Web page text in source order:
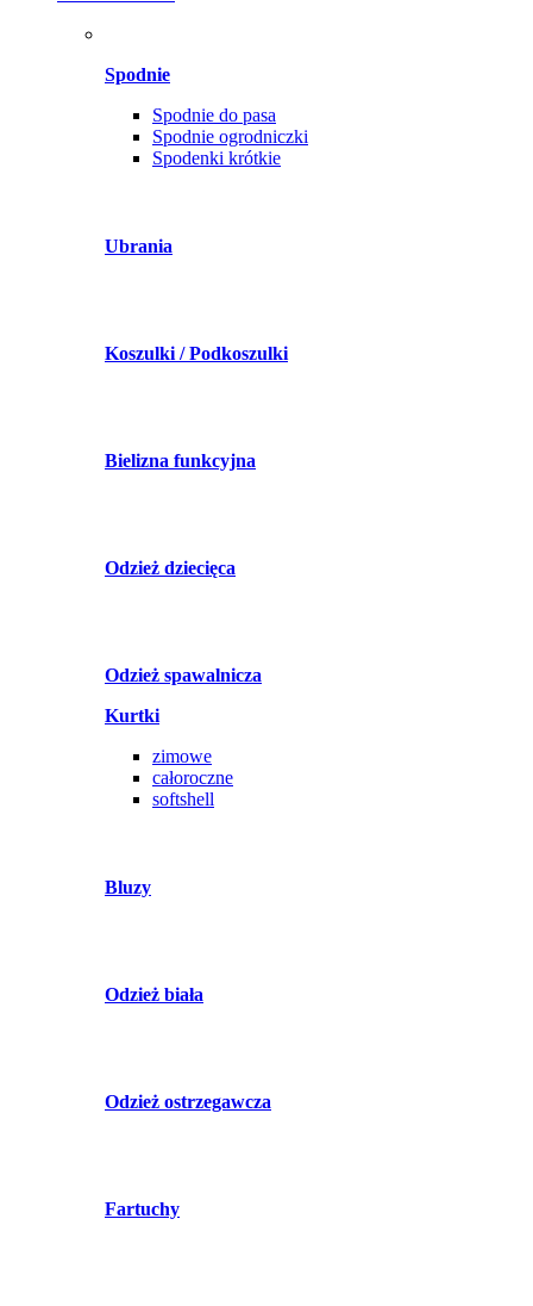
Spodnie
Spodnie do pasa
Spodnie ogrodniczki
Spodenki krótkie
Ubrania
Koszulki / Podkoszulki
Bielizna funkcyjna
Odzież dziecięca
Odzież spawalnicza
Kurtki
zimowe
całoroczne
softshell
Bluzy
Odzież biała
Odzież ostrzegawcza
Fartuchy